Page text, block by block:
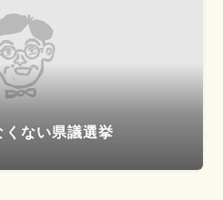
ない県議選挙